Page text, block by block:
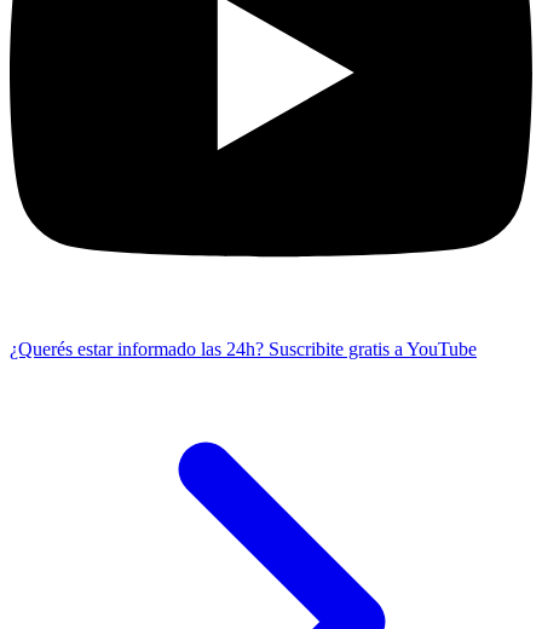
¿Querés estar informado las 24h? Suscribite gratis a YouTube